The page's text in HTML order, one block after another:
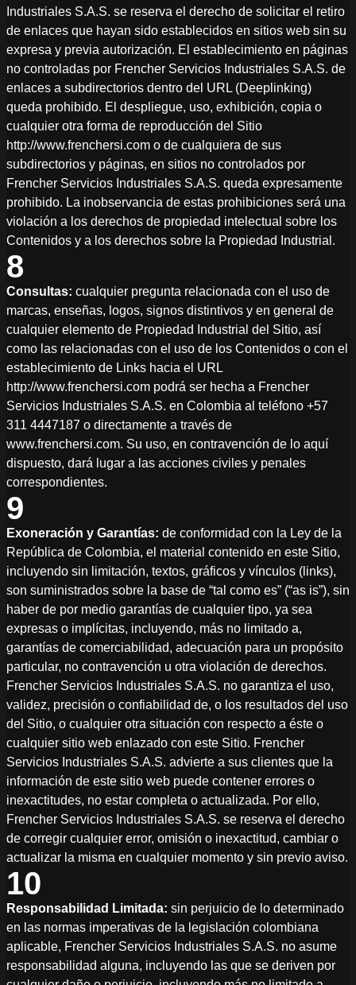
Industriales S.A.S. se reserva el derecho de solicitar el retiro
de enlaces que hayan sido establecidos en sitios web sin su
expresa y previa autorización. El establecimiento en páginas
no controladas por Frencher Servicios Industriales S.A.S. de
enlaces a subdirectorios dentro del URL (Deeplinking)
queda prohibido. El despliegue, uso, exhibición, copia o
cualquier otra forma de reproducción del Sitio
http://www.frenchersi.com o de cualquiera de sus
subdirectorios y páginas, en sitios no controlados por
Frencher Servicios Industriales S.A.S. queda expresamente
prohibido. La inobservancia de estas prohibiciones será una
violación a los derechos de propiedad intelectual sobre los
Contenidos y a los derechos sobre la Propiedad Industrial.
8
Consultas: cualquier pregunta relacionada con el uso de
marcas, enseñas, logos, signos distintivos y en general de
cualquier elemento de Propiedad Industrial del Sitio, así
como las relacionadas con el uso de los Contenidos o con el
establecimiento de Links hacia el URL
http://www.frenchersi.com podrá ser hecha a Frencher
Servicios Industriales S.A.S. en Colombia al teléfono +57
311 4447187 o directamente a través de
www.frenchersi.com. Su uso, en contravención de lo aquí
dispuesto, dará lugar a las acciones civiles y penales
correspondientes.
9
Exoneración y Garantías: de conformidad con la Ley de la
República de Colombia, el material contenido en este Sitio,
incluyendo sin limitación, textos, gráficos y vínculos (links),
son suministrados sobre la base de “tal como es” (“as is”), sin
haber de por medio garantías de cualquier tipo, ya sea
expresas o implícitas, incluyendo, más no limitado a,
garantías de comerciabilidad, adecuación para un propósito
particular, no contravención u otra violación de derechos.
Frencher Servicios Industriales S.A.S. no garantiza el uso,
validez, precisión o confiabilidad de, o los resultados del uso
del Sitio, o cualquier otra situación con respecto a éste o
cualquier sitio web enlazado con este Sitio. Frencher
Servicios Industriales S.A.S. advierte a sus clientes que la
información de este sitio web puede contener errores o
inexactitudes, no estar completa o actualizada. Por ello,
Frencher Servicios Industriales S.A.S. se reserva el derecho
de corregir cualquier error, omisión o inexactitud, cambiar o
actualizar la misma en cualquier momento y sin previo aviso.
10
Responsabilidad Limitada: sin perjuicio de lo determinado
en las normas imperativas de la legislación colombiana
aplicable, Frencher Servicios Industriales S.A.S. no asume
responsabilidad alguna, incluyendo las que se deriven por